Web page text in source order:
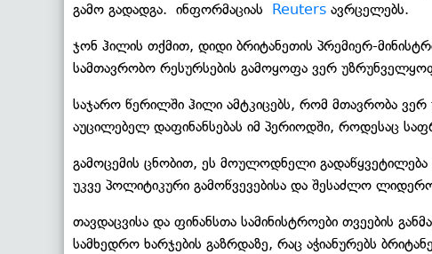
გამო გადადგა. ინფორმაციას Reuters ავრცელებს.
ჯონ ჰილის თქმით, დიდი ბრიტანეთის პრემიერ-
სამთავრობო რესურსების გამოყოფა ვერ
საჯარო წერილში ჰილი ამტკიცებს, რომ მთავრობა
აუცილებელ დაფინანსებას იმ პერიოდში, როდესაც
გამოცემის ცნობით, ეს მოულოდნელი
უკვე პოლიტიკური გამოწვევებისა და შესაძლო
თავდაცვისა და ფინანსთა სამინისტროები თვეების
სამხედრო ხარჯების გაზრდაზე, რაც აჭიანურებს